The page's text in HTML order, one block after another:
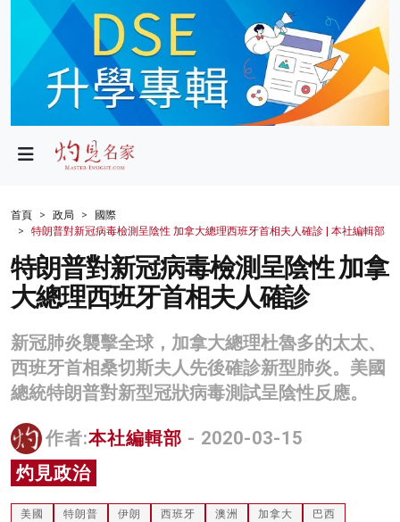
政局
財經
生活
健康
科技
影片
名家榜
灼見活動
首頁 政局
國際
特朗普對新冠病毒檢測呈陰性 加拿大總理西班牙首相夫人確診 | 本社編輯部
特朗普對新冠病毒檢測呈陰性 加拿
大總理西班牙首相夫人確診
新冠肺炎襲擊全球，加拿大總理杜魯多的太太、
西班牙首相桑切斯夫人先後確診新型肺炎。美國
總統特朗普對新型冠狀病毒測試呈陰性反應。
作者:本社編輯部 - 2020-03-15
灼見政治
美國 特朗普 伊朗 西班牙 澳洲 加拿大
巴西